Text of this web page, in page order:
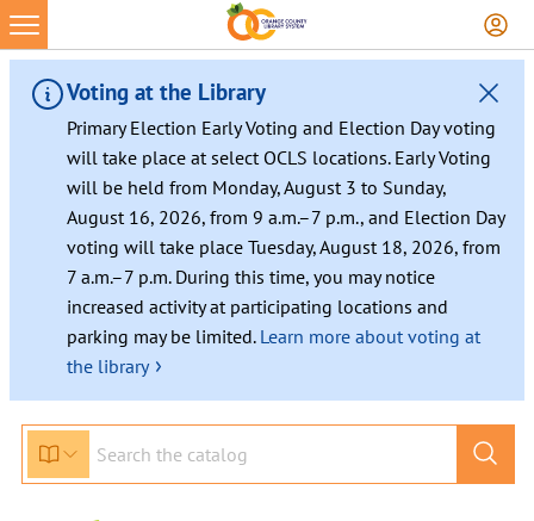
Skip
to
content
Voting at the Library
Primary Election Early Voting and Election Day voting
will take place at select OCLS locations. Early Voting
will be held from Monday, August 3 to Sunday,
August 16, 2026, from 9 a.m.–7 p.m., and Election Day
voting will take place Tuesday, August 18, 2026, from
7 a.m.–7 p.m. During this time, you may notice
increased activity at participating locations and
parking may be limited. Learn more about voting at
the library ›